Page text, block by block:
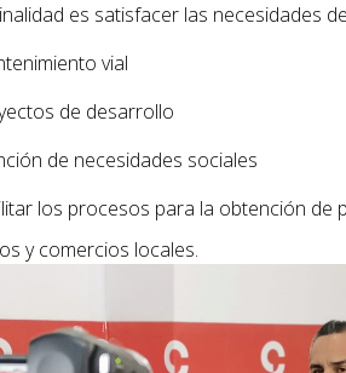
es satisfacer las necesidades
vial
de desarrollo
de necesidades sociales
los procesos para la obtención de
y comercios locales.